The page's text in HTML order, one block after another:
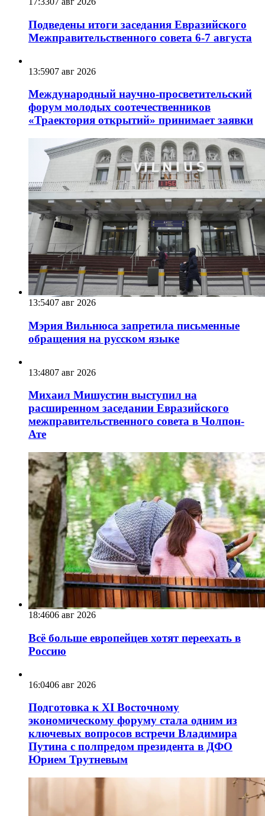
Подведены итоги заседания Евразийского
Межправительственного совета 6-7 августа
13:5907 авг 2026
Международный научно-просветительский
форум молодых соотечественников
«Траектория открытий» принимает заявки
13:5407 авг 2026
Мэрия Вильнюса запретила письменные
обращения на русском языке
13:4807 авг 2026
Михаил Мишустин выступил на
расширенном заседании Евразийского
межправительственного совета в Чолпон-
Ате
18:4606 авг 2026
Всё больше европейцев хотят переехать в
Россию
16:0406 авг 2026
Подготовка к XI Восточному
экономическому форуму стала одним из
ключевых вопросов встречи Владимира
Путина с полпредом президента в ДФО
Юрием Трутневым